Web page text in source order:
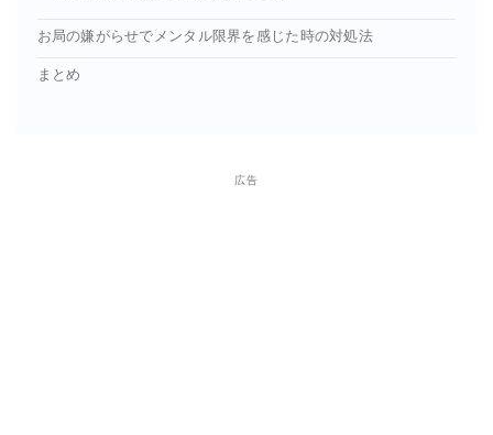
お局の嫌がらせでメンタル限界を感じた時の対処法
まとめ
広告